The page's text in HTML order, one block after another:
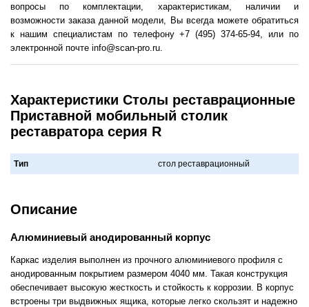
вопросы по комплектации, характеристикам, наличии и
возможности заказа данной модели, Вы всегда можете обратиться
к нашим специалистам по телефону +7 (495) 374-65-94, или по
электронной почте info@scan-pro.ru.
Характеристики Столы реставрационные
Приставной мобильный столик
реставратора серия R
Тип стол реставрационный
Описание
Алюминиевый анодированный корпус
Каркас изделия выполнен из прочного алюминиевого профиля с
анодированным покрытием размером 4040 мм. Такая конструкция
обеспечивает высокую жесткость и стойкость к коррозии. В корпус
встроены три выдвижных ящика, которые легко скользят и надежно